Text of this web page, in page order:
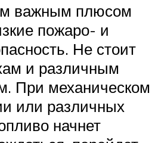
важным плюсом
пожаро- и
Не стоит
и различным
При механическом
или различных
начнет